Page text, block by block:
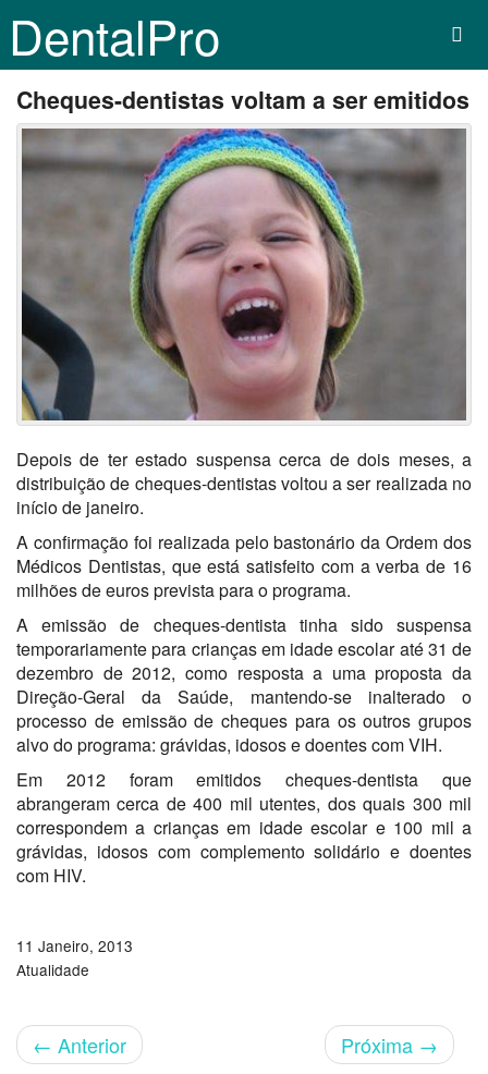
DentalPro
Cheques-dentistas voltam a ser emitidos
Depois de ter estado suspensa cerca de dois meses, a
distribuição de cheques-dentistas voltou a ser realizada no
início de janeiro.
A confirmação foi realizada pelo bastonário da Ordem dos
Médicos Dentistas, que está satisfeito com a verba de 16
milhões de euros prevista para o programa.
A emissão de cheques-dentista tinha sido suspensa
temporariamente para crianças em idade escolar até 31 de
dezembro de 2012, como resposta a uma proposta da
Direção-Geral da Saúde, mantendo-se inalterado o
processo de emissão de cheques para os outros grupos
alvo do programa: grávidas, idosos e doentes com VIH.
Em 2012 foram emitidos cheques-dentista que
abrangeram cerca de 400 mil utentes, dos quais 300 mil
correspondem a crianças em idade escolar e 100 mil a
grávidas, idosos com complemento solidário e doentes
com HIV.
11 Janeiro, 2013
Atualidade
← Anterior Próxima →